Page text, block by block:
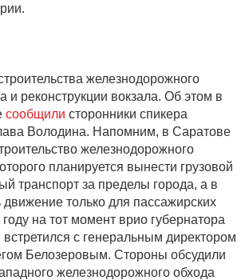
железнодорожного
и реконструкции вокзала. Об этом в
сообщили сторонники спикера
Володина. Напомним, в Саратове
железнодорожного
планируется вынести грузовой
транспорт за пределы города, а в
движение только для пассажирских
на тот момент врио губернатора
с генеральным директором
Белозеровым. Стороны обсудили
железнодорожного обхода